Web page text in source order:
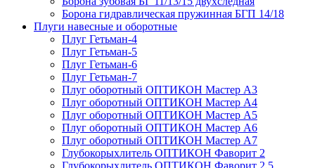
Борона гидравлическая пружинная БГП 14/18
Плуги навесные и оборотные
Плуг Гетьман-4
Плуг Гетьман-5
Плуг Гетьман-6
Плуг Гетьман-7
Плуг оборотный ОПТИКОН Мастер А3
Плуг оборотный ОПТИКОН Мастер А4
Плуг оборотный ОПТИКОН Мастер А5
Плуг оборотный ОПТИКОН Мастер А6
Плуг оборотный ОПТИКОН Мастер А7
Глубокорыхлитель ОПТИКОН Фаворит 2
Глубокорыхлитель ОПТИКОН Фаворит 2,5